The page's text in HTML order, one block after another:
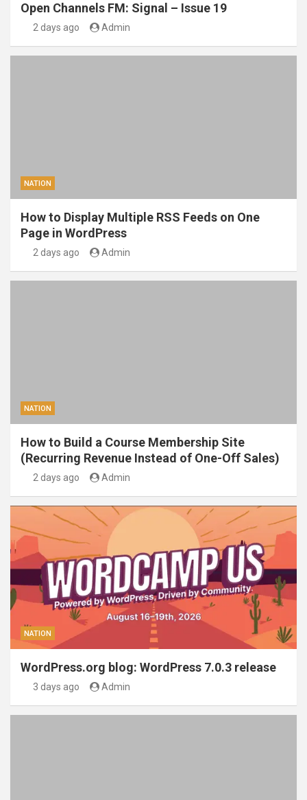
Open Channels FM: Signal – Issue 19
2 days ago Admin
NATION
How to Display Multiple RSS Feeds on One
Page in WordPress
2 days ago Admin
NATION
How to Build a Course Membership Site
(Recurring Revenue Instead of One-Off Sales)
2 days ago Admin
NATION
WordPress.org blog: WordPress 7.0.3 release
3 days ago Admin